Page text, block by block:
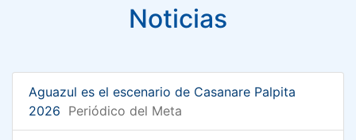
Noticias
Aguazul es el escenario de Casanare Palpita
2026 Periódico del Meta